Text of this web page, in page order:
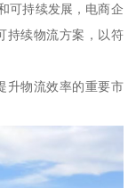
可持续发展，电商企
持续物流方案，以符
升物流效率的重要市